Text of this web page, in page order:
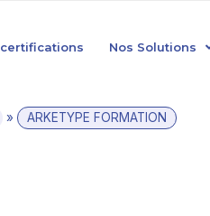
Nos Solutions
» ARKETYPE FORMATION